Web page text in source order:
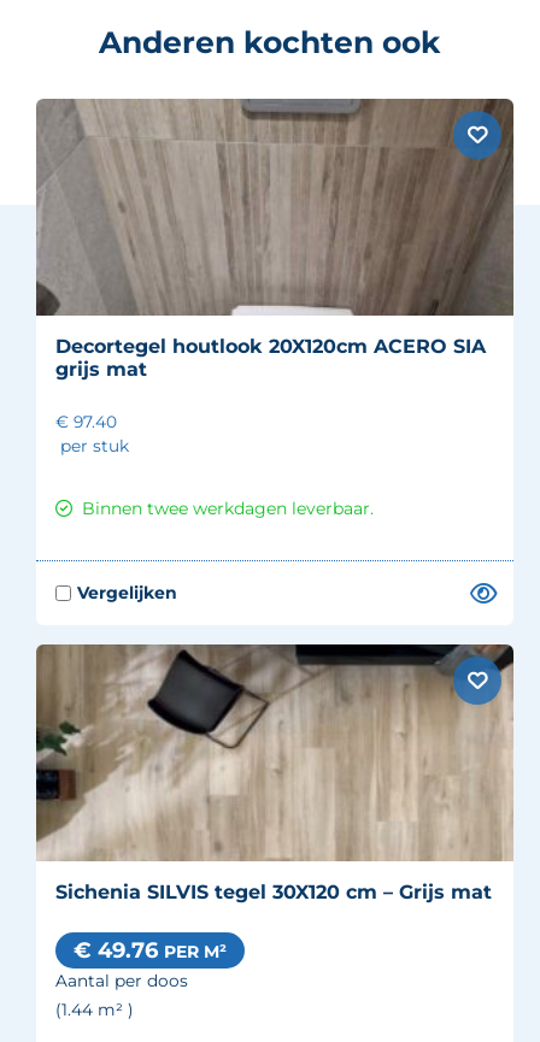
Anderen kochten ook
Decortegel houtlook 20X120cm ACERO SIA
grijs mat
€ 97.40
per stuk
Binnen twee werkdagen leverbaar.
Sichenia SILVIS tegel 30X120 cm – Grijs mat
€ 49.76 PER M²
Aantal per doos
(1.44 m² )